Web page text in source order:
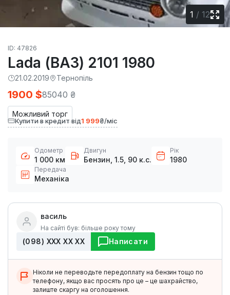
1 / 12
ID: 47826
Lada (ВАЗ) 2101 1980
21.02.2019 Тернопіль
Можливий торг
1900 $85040 ₴
Купити в кредит від1 999₴/міс
Одометр
1 000 км
Двигун
Бензин, 1.5, 90 к.с.
Рік
1980
Передача
Механіка
василь
На сайті був: більше року тому
(098) ХХХ ХХ ХХ Написати
Ніколи не переводьте передоплату на бензин тощо по
телефону, якщо вас просять про це – це шахрайство,
залиште скаргу на оголошення.